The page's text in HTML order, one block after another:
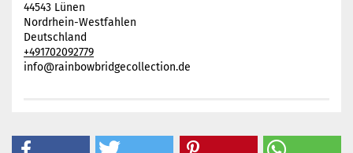
44543 Lünen
Nordrhein-Westfahlen
Deutschland
+491702092779
info@rainbowbridgecollection.de